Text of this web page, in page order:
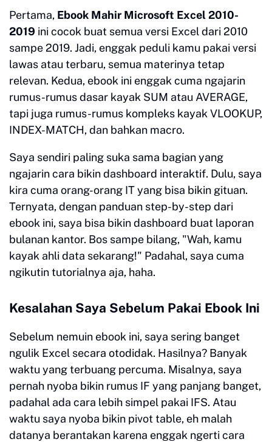
Pertama, Ebook Mahir Microsoft Excel 2010-
2019 ini cocok buat semua versi Excel dari 2010
sampe 2019. Jadi, enggak peduli kamu pakai versi
lawas atau terbaru, semua materinya tetap
relevan. Kedua, ebook ini enggak cuma ngajarin
rumus-rumus dasar kayak SUM atau AVERAGE,
tapi juga rumus-rumus kompleks kayak VLOOKUP,
INDEX-MATCH, dan bahkan macro.
Saya sendiri paling suka sama bagian yang
ngajarin cara bikin dashboard interaktif. Dulu, saya
kira cuma orang-orang IT yang bisa bikin gituan.
Ternyata, dengan panduan step-by-step dari
ebook ini, saya bisa bikin dashboard buat laporan
bulanan kantor. Bos sampe bilang, "Wah, kamu
kayak ahli data sekarang!" Padahal, saya cuma
ngikutin tutorialnya aja, haha.
Kesalahan Saya Sebelum Pakai Ebook Ini
Sebelum nemuin ebook ini, saya sering banget
ngulik Excel secara otodidak. Hasilnya? Banyak
waktu yang terbuang percuma. Misalnya, saya
pernah nyoba bikin rumus IF yang panjang banget,
padahal ada cara lebih simpel pakai IFS. Atau
waktu saya nyoba bikin pivot table, eh malah
datanya berantakan karena enggak ngerti cara